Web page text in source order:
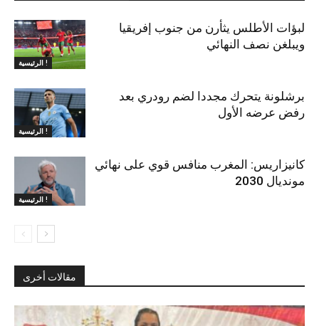
الرئيسية !
لبؤات الأطلس يثأرن من جنوب إفريقيا
ويبلغن نصف النهائي
الرئيسية !
برشلونة يتحرك مجددا لضم رودري بعد
رفض عرضه الأول
الرئيسية !
كانيزاريس: المغرب منافس قوي على نهائي
مونديال 2030
مقالات أخرى